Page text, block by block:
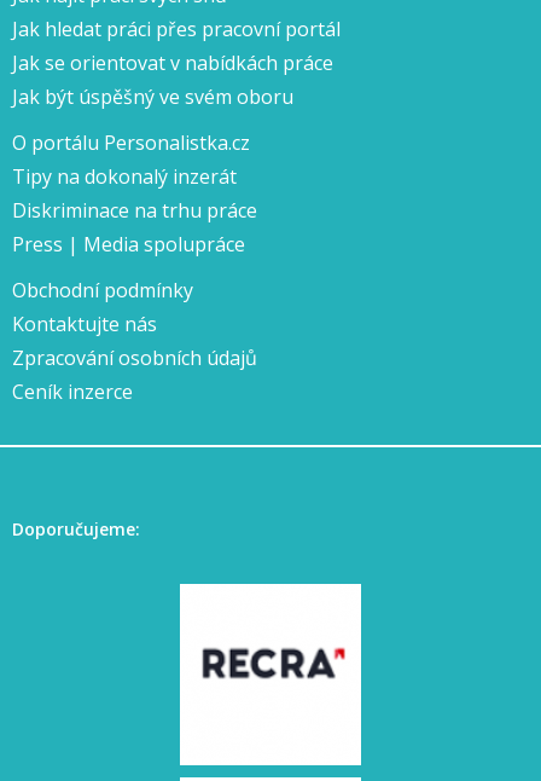
Jak hledat práci přes pracovní portál
Jak se orientovat v nabídkách práce
Jak být úspěšný ve svém oboru
O portálu Personalistka.cz
Tipy na dokonalý inzerát
Diskriminace na trhu práce
Press | Media spolupráce
Obchodní podmínky
Kontaktujte nás
Zpracování osobních údajů
Ceník inzerce
Doporučujeme: